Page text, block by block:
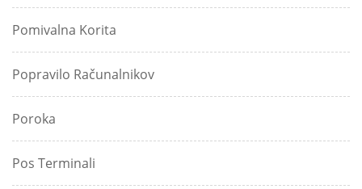
Pomivalna Korita
Popravilo Računalnikov
Poroka
Pos Terminali